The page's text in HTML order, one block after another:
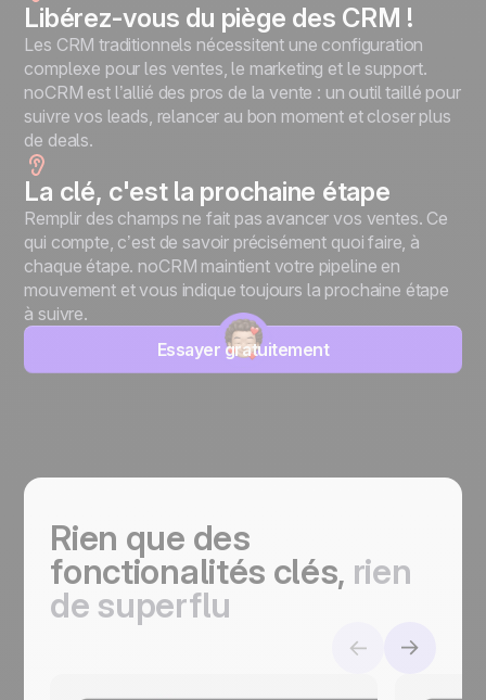
Libérez-vous du piège des CRM !
Les CRM traditionnels nécessitent une configuration
complexe pour les ventes, le marketing et le support.
noCRM est l’allié des pros de la vente : un outil taillé pour
suivre vos leads, relancer au bon moment et closer plus
de deals.
La clé, c'est la prochaine étape
Remplir des champs ne fait pas avancer vos ventes. Ce
qui compte, c’est de savoir précisément quoi faire, à
chaque étape. noCRM maintient votre pipeline en
mouvement et vous indique toujours la prochaine étape
à suivre.
Essayer gratuitement
Rien que des
fonctionalités clés, rien
de superflu